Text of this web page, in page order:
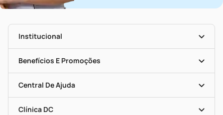
Institucional
História
Nossas Lojas
Seja Uma Loja Parceira
Mapa De Categorias
Benefícios E Promoções
Clube DC
Convênios
Programa Popular Do Brasil
Encarte De Ofertas
Dermaclub
Central De Ajuda
Entrega
Recompra Programada
Clínica DC